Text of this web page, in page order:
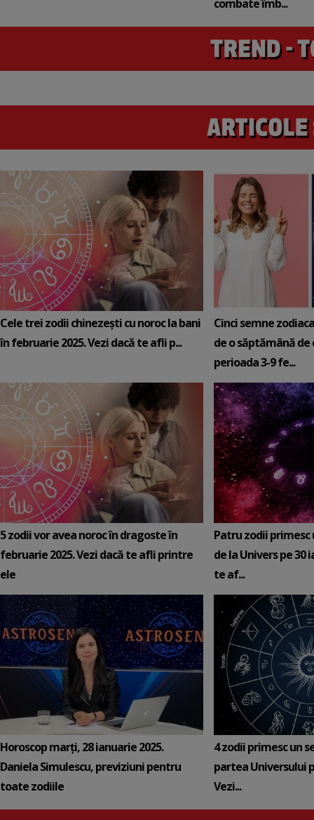
combate îmb...
Cele trei zodii chinezești cu noroc la bani
în februarie 2025. Vezi dacă te afli p...
Cinci semne
de o săptămână de
perioada 3-9 fe...
5 zodii vor avea noroc în dragoste în
februarie 2025. Vezi dacă te afli printre
ele
Patru zodii primesc
de la Univers pe 30
te af...
Horoscop marți, 28 ianuarie 2025.
Daniela Simulescu, previziuni pentru
toate zodiile
4 zodii primesc un
partea Universului
Vezi...